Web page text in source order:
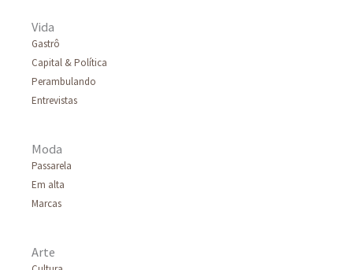
Vida
Gastrô
Capital & Política
Perambulando
Entrevistas
Moda
Passarela
Em alta
Marcas
Arte